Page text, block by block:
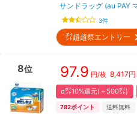
サンドラッグ (au PAY
3件
㌽超超祭エントリー
8位 97.9 円/枚 8,417円
d㌽10%還元(＋500㌽)
782ポイント 送料無料